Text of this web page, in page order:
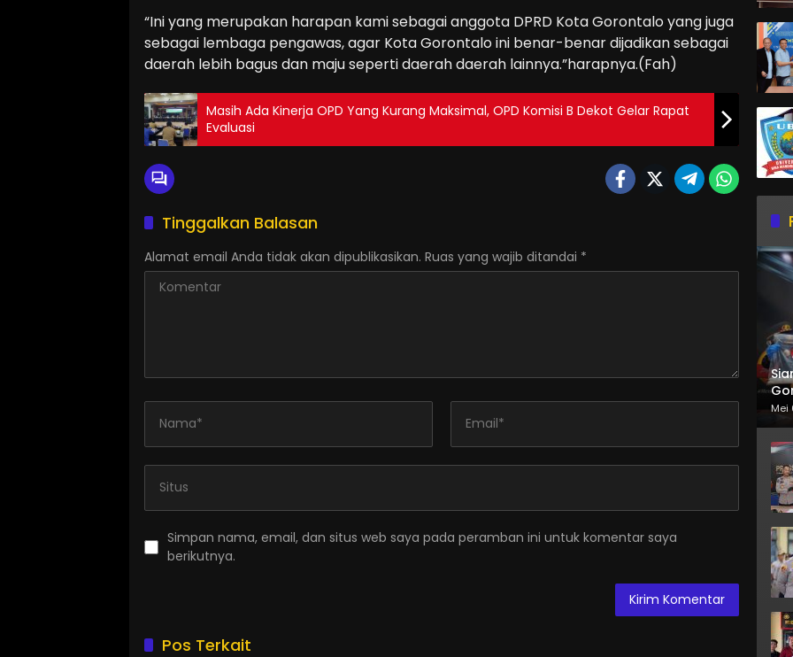
“Ini yang merupakan harapan kami sebagai anggota DPRD Kota Gorontalo yang juga
sebagai lembaga pengawas, agar Kota Gorontalo ini benar-benar dijadikan sebagai
daerah lebih bagus dan maju seperti daerah daerah lainnya.”harapnya.(Fah)
Masih Ada Kinerja OPD Yang Kurang Maksimal, OPD Komisi B Dekot Gelar Rapat
Evaluasi
Tinggalkan Balasan
Alamat email Anda tidak akan dipublikasikan. Ruas yang wajib ditandai *
Simpan nama, email, dan situs web saya pada peramban ini untuk komentar saya
berikutnya.
Pos Terkait
Mei